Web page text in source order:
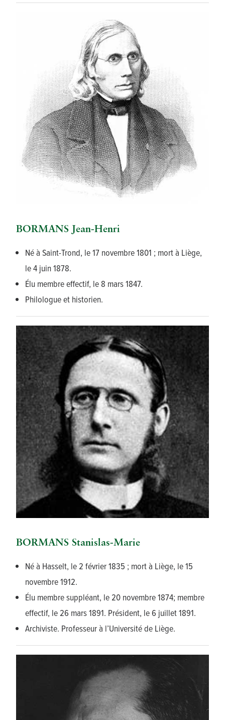
BORMANS Jean-Henri
Né à Saint-Trond, le 17 novembre 1801 ; mort à Liège,
le 4 juin 1878.
Élu membre effectif, le 8 mars 1847.
Philologue et historien.
BORMANS Stanislas-Marie
Né à Hasselt, le 2 février 1835 ; mort à Liège, le 15
novembre 1912.
Élu membre suppléant, le 20 novembre 1874; membre
effectif, le 26 mars 1891. Président, le 6 juillet 1891.
Archiviste. Professeur à l’Université de Liège.